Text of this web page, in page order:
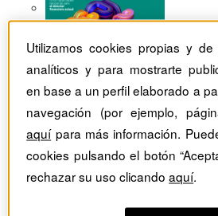
Utilizamos cookies propias y
analíticos y para mostrarte
en base a un perfil elaborado a
navegación (por ejemplo,
aquípara más información.
cookies pulsando el botón
rechazar su uso clicandoaquí.